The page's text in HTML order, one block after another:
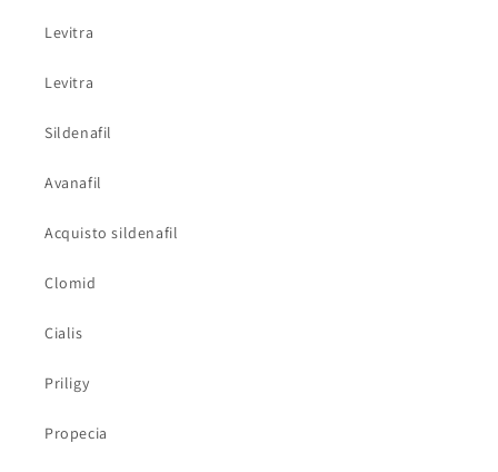
Levitra
Levitra
Sildenafil
Avanafil
Acquisto sildenafil
Clomid
Cialis
Priligy
Propecia